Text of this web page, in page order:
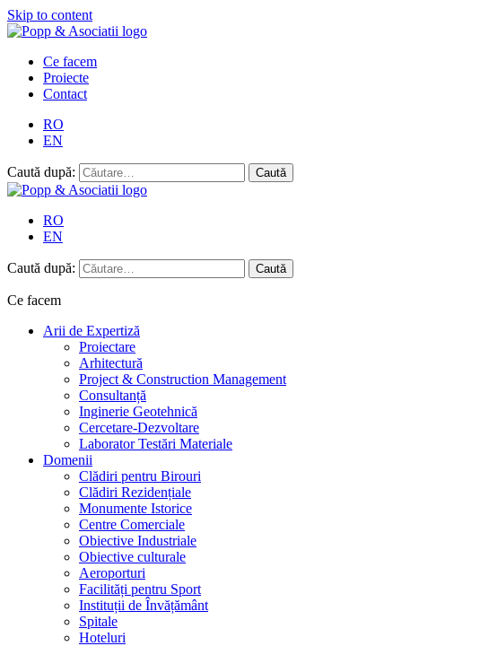
Skip to content
Ce facem
Proiecte
Contact
RO
EN
Caută după:
RO
EN
Caută după:
Ce facem
Arii de Expertiză
Proiectare
Arhitectură
Project & Construction Management
Consultanță
Inginerie Geotehnică
Cercetare-Dezvoltare
Laborator Testări Materiale
Domenii
Clădiri pentru Birouri
Clădiri Rezidențiale
Monumente Istorice
Centre Comerciale
Obiective Industriale
Obiective culturale
Aeroporturi
Facilități pentru Sport
Instituții de Învățământ
Spitale
Hoteluri